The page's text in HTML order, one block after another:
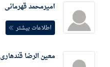
امیرمحمد قهرمانی
اطلاعات بیشتر
معین الرضا قندهاری